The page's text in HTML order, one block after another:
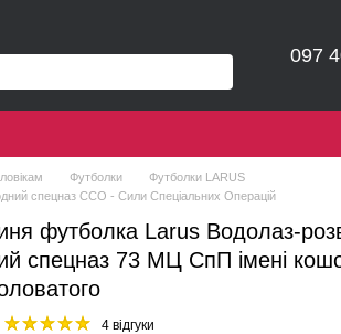
097
Футболки
Футболки LARUS
спецназ ССО - Сили Спеціальних Операцій
футболка Larus Водолаз-
спецназ 73 МЦ СпП імені
4 відгуки